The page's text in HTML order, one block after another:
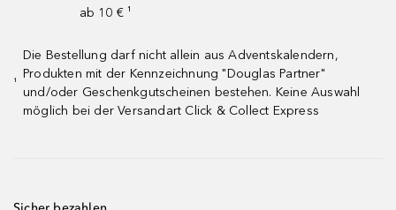
ab 10 € ¹
¹
Die Bestellung darf nicht allein aus Adventskalendern,
Produkten mit der Kennzeichnung "Douglas Partner"
und/oder Geschenkgutscheinen bestehen. Keine Auswahl
möglich bei der Versandart Click & Collect Express